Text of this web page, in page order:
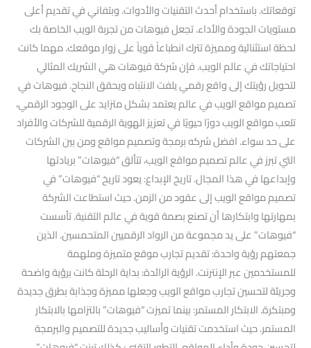
توقعاتك. باستخدام أحدث التقنيات والأدوات. وبتفاني في تقديم أعلى
مستويات الجودة والأداء. تجعل فيوهات من تجربة الويب الخاصة بك
لحظة استثنائية ومميزة تترك انطباعاً قوياً على زوار موقعك. مهما كانت
احتياجاتك في عالم الويب. فإن شركة فيوهات هي الشريك المثالي
لتحويل رؤيتك إلى واقع رقمي يلفت الانتباه ويحقق النجاح. فيوهات في
تصميم مواقع الويب في عالم يعتمد بشكل متزايد على الوجود الرقمي،
تلعب مواقع الويب دورًا حيويًا في تعزيز الهوية الرقمية للشركات والأفراد
على حد سواء. افضل شركه برمجة وتصميم مواقع ومن بين الشركات
التي تبرز في عالم تصميم مواقع الويب، تتألق “فيوهات” بريادتها
وإبداعها في هذا المجال. تاريخ الإبداع: يعود تاريخ “فيوهات” في
تصميم مواقع الويب إلى عقود من الزمن. حيث استطاعت الشركة
بمهارتها وابتكارها أن تصنع بصمة قوية في عالم التقنية. تأسست
“فيوهات” على يد مجموعة من الرواد الرقميين المتحمسين. الذين
جمعتهم رؤية واحدة: تقديم تجارب موقع متميزة وملهمة
للمستخدمين عبر الإنترنت. الرؤية الرائدة: بداية الرحلة كانت برؤية واضحة
وجريئة لتحسين تجارب مواقع الويب وجعلها مميزة وجذابة بطرق جديدة
ومبتكرة. الابتكار المستمر: بينما تميزت “فيوهات” بالتزامها بالابتكار
المستمر. حيث استخدمت تقنيات وأساليب جديدة للتصميم والبرمجة